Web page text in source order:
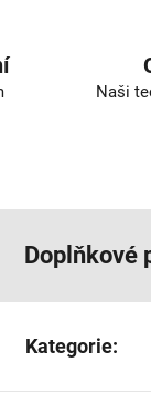
Naši
Doplňkové
Kategorie: